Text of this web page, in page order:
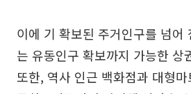
이에 기 확보된 주거인구를 넘어
는 유동인구 확보까지 가능한 상
또한, 역사 인근 백화점과 대형